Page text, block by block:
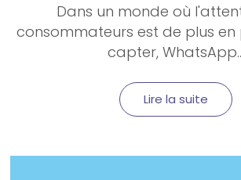
Dans un monde où
consommateurs est de plus en
capter, WhatsApp
Lire la suite